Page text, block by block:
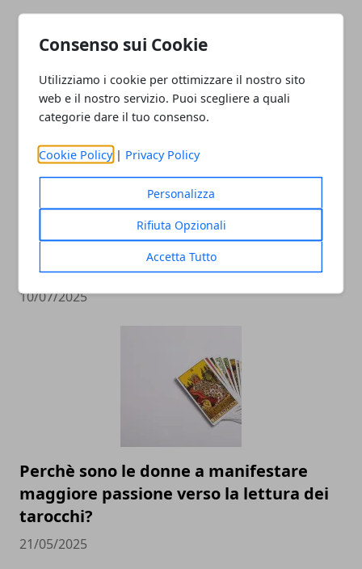
Consenso sui Cookie
Utilizziamo i cookie per ottimizzare il nostro sito
web e il nostro servizio. Puoi scegliere a quali
categorie dare il tuo consenso.
Cookie Policy | Privacy Policy
Personalizza
Rifiuta Opzionali
Accetta Tutto
L'importanza di utilizzare cosmetici
biologici
10/07/2025
Come trasformare e proteggere il legno
con passione e tecnica
10/07/2025
Perchè sono le donne a manifestare
maggiore passione verso la lettura dei
tarocchi?
21/05/2025